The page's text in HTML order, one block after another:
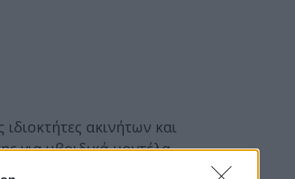
ακινήτων και
για υβριδικά μοντέλα
χώρους, αποτέλεσμα της